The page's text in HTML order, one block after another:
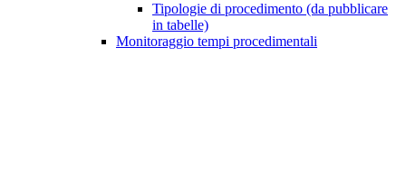
Tipologie di procedimento (da pubblicare
in tabelle)
Monitoraggio tempi procedimentali